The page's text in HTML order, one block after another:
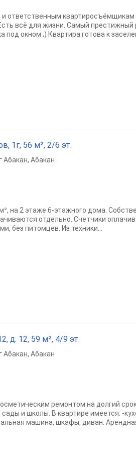
ответственным
всё для жизни. Самый престижный
окном ;) Квартира готова к
1г, 56 м², 2/6 эт.
Абакан, Абакан
на 2 этаже 6-этажного дома.
отдельно. Счетчики
без питомцев. Из техники...
д. 12, 59 м², 4/9 эт.
Абакан, Абакан
ремонтом на долгий
и школы. В квартире имеется: -
машина, шкафы, диван.